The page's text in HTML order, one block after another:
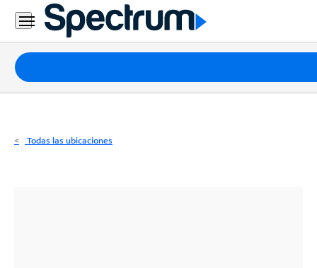
Residencial
Business
Paquetes
Internet
Todas las ubicaciones